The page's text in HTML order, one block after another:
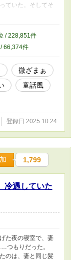
ていた。そしてそ
たいがために、
。細かな設定やス
ラウザバックをお
/ 228,851件
66,374件
微ざまぁ
童話風
登録日 2025.10.24
1,799
冷遇していた
た夜の寝室で、妻
つもりだった。
のは、妻と同じ髪